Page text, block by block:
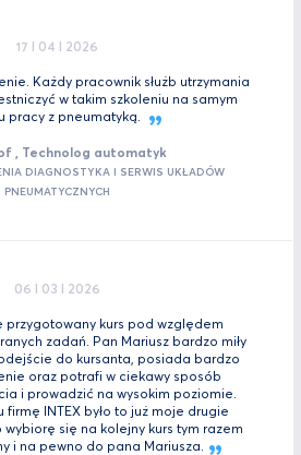
17 I 04 I 2026
Każdy pracownik służb utrzymania
w takim szkoleniu na samym
pracy z pneumatyką.
, Technolog automatyk
DIAGNOSTYKA I SERWIS UKŁADÓW
PNEUMATYCZNYCH
06 I 03 I 2026
przygotowany kurs pod względem
zadań. Pan Mariusz bardzo miły
do kursanta, posiada bardzo
oraz potrafi w ciekawy sposób
i prowadzić na wysokim poziomie.
INTEX było to już moje drugie
się na kolejny kurs tym razem
i na pewno do pana Mariusza.